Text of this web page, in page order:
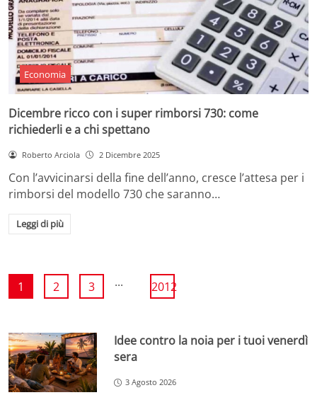
Economia
Dicembre ricco con i super rimborsi 730: come
richiederli e a chi spettano
Roberto Arciola 2 Dicembre 2025
Con l’avvicinarsi della fine dell’anno, cresce l’attesa per i
rimborsi del modello 730 che saranno…
Leggi di più
1 2 3 ... 2012
Idee contro la noia per i tuoi venerdì
sera
3 Agosto 2026